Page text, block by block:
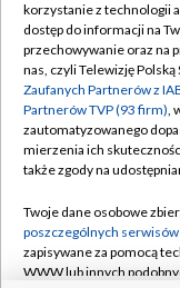
Abonament TVP
Emisja w TVP
Centrum
Naziemna
Rada Programowa
System NOS
korzystanie z technologii
dostęp do informacji na
przechowywanie oraz na
nas, czyli Telewizję Polską
Zaufanych Partnerów z
Partnerów TVP (93 firm),
zautomatyzowanego
mierzenia ich
także zgody na
Twoje dane osobowe
poszczególnych serwisów
zapisywane za pomocą
WWW lub innych